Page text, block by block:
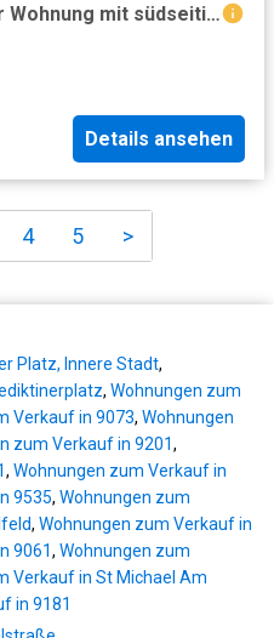
URBAN ROOTS – 3 Zimmer Wohnung mit südseitigem Garten und integriertem Kellerabteil
Details ansehen
4 5 >
Platz, Innere Stadt,
, Wohnungen zum
Verkauf in 9073, Wohnungen
zum Verkauf in 9201,
, Wohnungen zum Verkauf in
9535, Wohnungen zum
, Wohnungen zum Verkauf in
9061, Wohnungen zum
Verkauf in St Michael Am
in 9181